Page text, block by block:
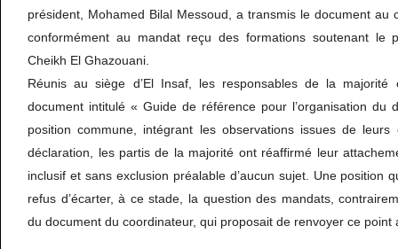
président, Mohamed Bilal Messoud, a transmis le document au
conformément au mandat reçu des formations soutenant le
Cheikh El Ghazouani.
Réunis au siège d’El Insaf, les responsables de la majorité
document intitulé « Guide de référence pour l’organisation du
position commune, intégrant les observations issues de leurs
déclaration, les partis de la majorité ont réaffirmé leur
inclusif et sans exclusion préalable d’aucun sujet. Une position
refus d’écarter, à ce stade, la question des mandats,
du document du coordinateur, qui proposait de renvoyer ce point